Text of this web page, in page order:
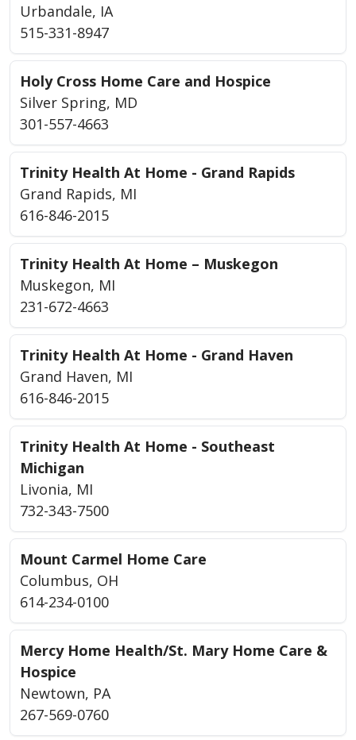
Urbandale, IA
515-331-8947
Holy Cross Home Care and Hospice
Silver Spring, MD
301-557-4663
Trinity Health At Home - Grand Rapids
Grand Rapids, MI
616-846-2015
Trinity Health At Home – Muskegon
Muskegon, MI
231-672-4663
Trinity Health At Home - Grand Haven
Grand Haven, MI
616-846-2015
Trinity Health At Home - Southeast
Michigan
Livonia, MI
732-343-7500
Mount Carmel Home Care
Columbus, OH
614-234-0100
Mercy Home Health/St. Mary Home Care &
Hospice
Newtown, PA
267-569-0760